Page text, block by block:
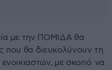
με την ΠΟΜΙΔΑ θα
που θα διευκολύνουν τη
ενοικιαστών, με σκοπό να